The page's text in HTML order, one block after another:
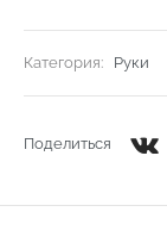
Категория: Руки
Поделиться